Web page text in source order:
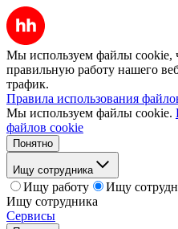
Мы используем файлы cookie,
правильную работу нашего
трафик.
Правила использования
Мы используем файлы cookie.
файлов cookie
Понятно
Ищу сотрудника
Ищу работу
Ищу
Ищу сотрудника
Сервисы